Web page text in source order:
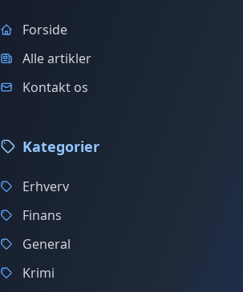
Forside
Alle artikler
Kontakt os
Kategorier
Erhverv
Finans
General
Krimi